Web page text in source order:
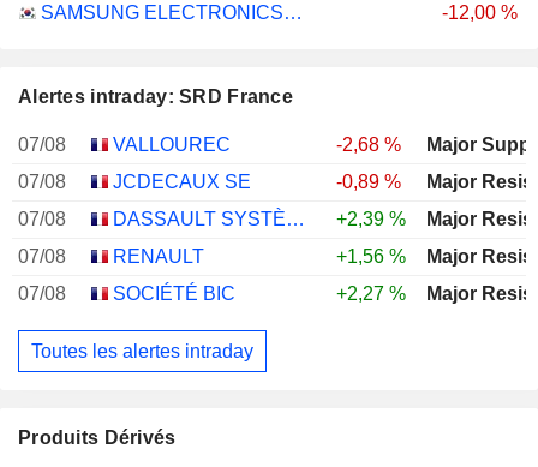
SAMSUNG ELECTRONICS CO., LTD.
-12,00 %
Alertes intraday: SRD France
07/08 VALLOUREC -2,68 %
Major
07/08
JCDECAUX SE -0,89 %
Major
07/08
DASSAULT SYSTÈMES SE +2,39 %
Major
07/08
RENAULT +1,56 %
Major
07/08
SOCIÉTÉ BIC +2,27 % Major
Toutes les alertes intraday
Produits Dérivés